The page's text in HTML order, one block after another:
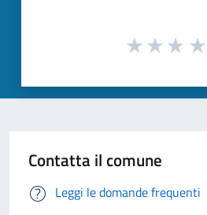
Contatta il comune
Leggi le domande frequenti